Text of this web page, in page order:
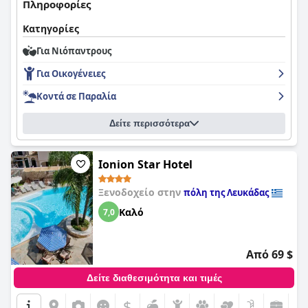
Πληροφορίες
Κατηγορίες
Για Νιόπαντρους
Για Οικογένειες
Κοντά σε Παραλία
Δείτε περισσότερα
Ionion Star Hotel
Ξενοδοχείο στην πόλη της Λευκάδας
7,0 Καλό
Από 69 $
Δείτε διαθεσιμότητα και τιμές